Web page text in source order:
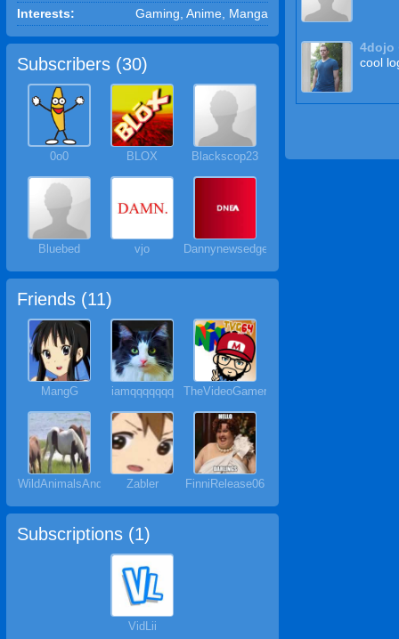
Interests:
Gaming, Anime, Manga
Subscribers (30)
0o0 BLOX Blackscop23
Bluebed vjo Dannynewsedge
Friends (11)
MangG iamqqqqqqq TheVideoGamer64
WildAnimalsAndMoreZabler FinniRelease06
Subscriptions (1)
VidLii
4dojo
cool